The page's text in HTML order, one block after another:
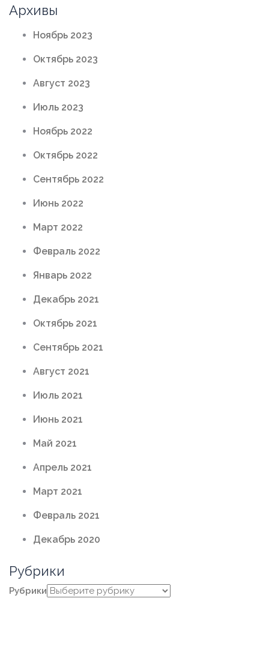
Архивы
Ноябрь 2023
Октябрь 2023
Август 2023
Июль 2023
Ноябрь 2022
Октябрь 2022
Сентябрь 2022
Июнь 2022
Март 2022
Февраль 2022
Январь 2022
Декабрь 2021
Октябрь 2021
Сентябрь 2021
Август 2021
Июль 2021
Июнь 2021
Май 2021
Апрель 2021
Март 2021
Февраль 2021
Декабрь 2020
Рубрики
Рубрики